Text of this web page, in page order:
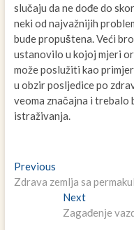
slučaju da ne dođe do
neki od najvažnijih
bude propuṧtena. Veći
ustanovilo u kojoj mjeri
može poslužiti kao
u obzir posljedice po
veoma značajna i trebalo
istraživanja.
Navigacija
članaka
PreviousPrevious
post:
Zdrava zemlja sa
NextNext
post:
Zagađenje